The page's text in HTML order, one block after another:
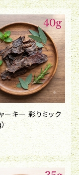
ーキー 彩りミック